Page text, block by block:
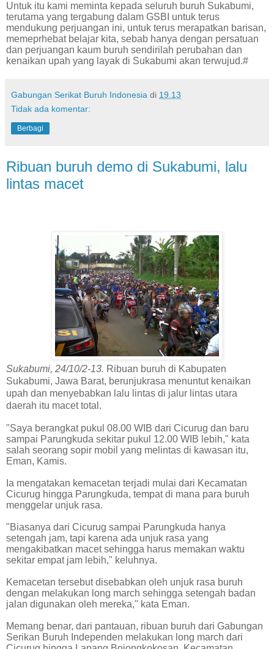
Untuk itu kami meminta kepada seluruh buruh Sukabumi,
terutama yang tergabung dalam GSBI untuk terus
mendukung perjuangan ini, untuk terus merapatkan barisan,
memeprhebat belajar kita, sebab hanya dengan persatuan
dan perjuangan kaum buruh sendirilah perubahan dan
kenaikan upah yang layak di Sukabumi akan terwujud.#
Gabungan Serikat Buruh Indonesia di 19.13
Tidak ada komentar:
Berbagi
Ribuan buruh demo di Sukabumi, lalu
lintas macet
Sukabumi, 24/10/2-13. Ribuan buruh di Kabupaten
Sukabumi, Jawa Barat, berunjukrasa menuntut kenaikan
upah dan menyebabkan lalu lintas di jalur lintas utara
daerah itu macet total.
"Saya berangkat pukul 08.00 WIB dari Cicurug dan baru
sampai Parungkuda sekitar pukul 12.00 WIB lebih," kata
salah seorang sopir mobil yang melintas di kawasan itu,
Eman, Kamis.
Ia mengatakan kemacetan terjadi mulai dari Kecamatan
Cicurug hingga Parungkuda, tempat di mana para buruh
menggelar unjuk rasa.
"Biasanya dari Cicurug sampai Parungkuda hanya
setengah jam, tapi karena ada unjuk rasa yang
mengakibatkan macet sehingga harus memakan waktu
sekitar empat jam lebih," keluhnya.
Kemacetan tersebut disebabkan oleh unjuk rasa buruh
dengan melakukan long march sehingga setengah badan
jalan digunakan oleh mereka," kata Eman.
Memang benar, dari pantauan, ribuan buruh dari Gabungan
Serikan Buruh Independen melakukan long march dari